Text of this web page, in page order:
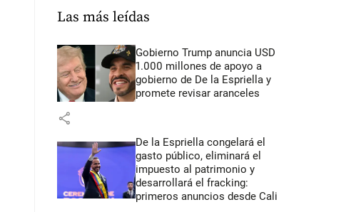
Las más leídas
Gobierno Trump anuncia USD
1.000 millones de apoyo a
gobierno de De la Espriella y
promete revisar aranceles
share
De la Espriella congelará el
gasto público, eliminará el
impuesto al patrimonio y
desarrollará el fracking:
primeros anuncios desde Cali